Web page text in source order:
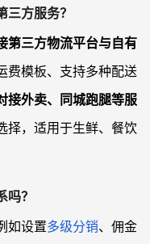
方服务？
第三方物流平台与自有
费模板、支持多种配送
接外卖、同城跑腿等服
择，适用于生鲜、餐饮
？
如设置多级分销、佣金